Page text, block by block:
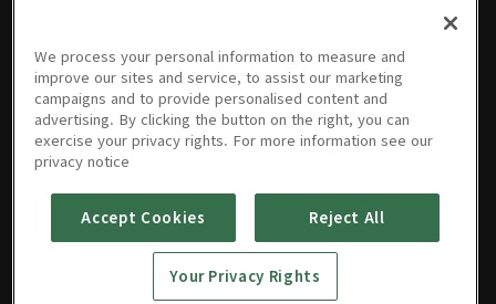
회 • 53분
회 • 53분
20260723
20260722
회 • 46분
20260721
회 • 45분
20260720 20260719 20260718 20260717
20260715
회 • 46분
20260714
회 • 47분
20260713
회 • 45분
회 • 54분
We process your personal information to measure and
improve our sites and service, to assist our marketing
campaigns and to provide personalised content and
advertising. By clicking the button on the right, you can
exercise your privacy rights. For more information see our
privacy notice
Accept Cookies Reject All
Your Privacy Rights